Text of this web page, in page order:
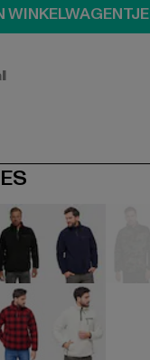
WINKELWAGENTJE
schwarzblau